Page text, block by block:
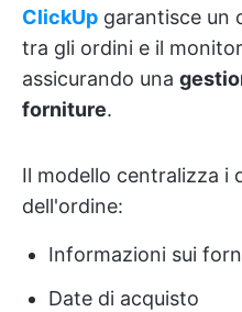
ClickUp garantisce un
tra gli ordini e il
assicurando una
forniture.
Il modello centralizza i
dell'ordine:
Informazioni sui
Date di acquisto